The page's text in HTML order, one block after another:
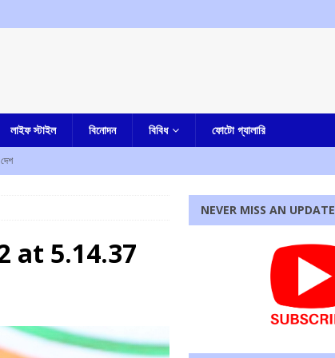
লাইফ স্টাইল বিনোদন বিবিধ ফোটো গ্যালারি
হীরে সহ ধৃত এক
উত্তেজনা ডোমজুর এলাকায়..
at 5.14.37
NEVER MISS AN UPDATE